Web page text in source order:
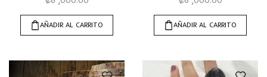
AÑADIR AL CARRITO AÑADIR AL CARRITO